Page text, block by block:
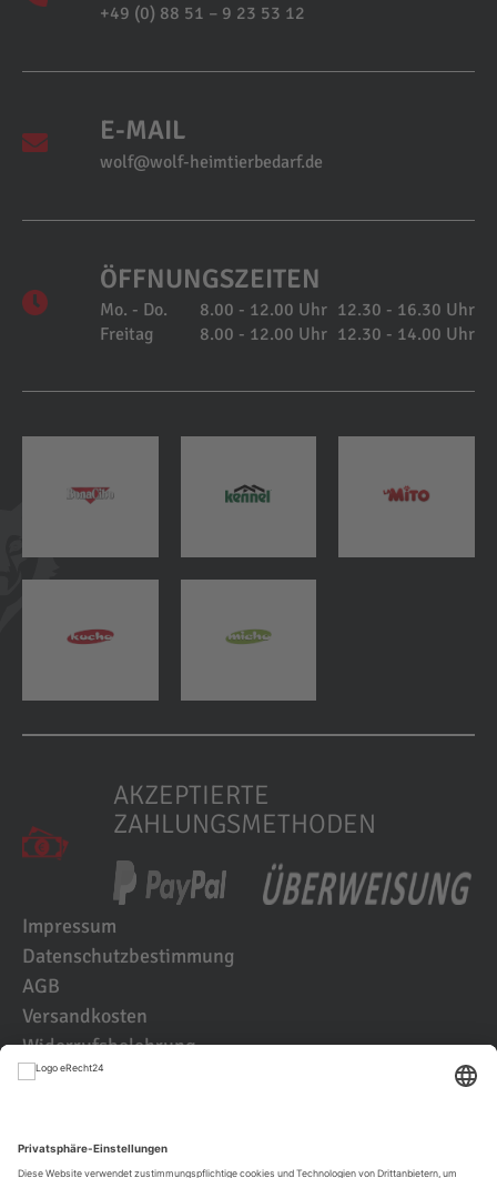
+49 (0) 88 51 – 9 23 53 12
E-MAIL
wolf@wolf-heimtierbedarf.de
ÖFFNUNGSZEITEN
Mo. - Do. 8.00 - 12.00 Uhr 12.30 - 16.30 Uhr
Freitag
8.00 - 12.00 Uhr 12.30 - 14.00 Uhr
AKZEPTIERTE
ZAHLUNGSMETHODEN
Impressum
Datenschutzbestimmung
AGB
Versandkosten
Widerrufsbelehrung
Kundenbewertungen